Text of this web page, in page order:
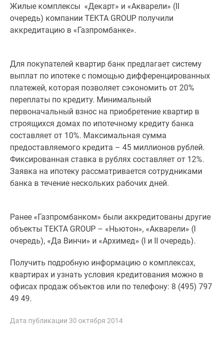
Специальные
предложения
Коммерческие
Продавцы
застройщики
новостроек
Видеообзор
новостроек
новостроек
Экология
Москвы
Студии
комнатные
комнатные
комнатные
Квартиры
карте
Жилые комплексы «Декарт» и «Акварели» (II
очередь) компании TEKTA GROUP получили
аккредитацию в «Газпромбанке».
Для покупателей квартир банк предлагает систему
выплат по ипотеке с помощью дифференцированных
платежей, которая позволяет сэкономить от 20%
переплаты по кредиту. Минимальный
первоначальный взнос на приобретение квартир в
строящихся домах по ипотечному кредиту банка
составляет от 10%. Максимальная сумма
предоставляемого кредита – 45 миллионов рублей.
Фиксированная ставка в рублях составляет от 12%.
Заявка на ипотеку рассматривается сотрудниками
банка в течение нескольких рабочих дней.
Ранее «Газпромбанком» были аккредитованы другие
объекты TEKTA GROUP – «Ньютон», «Акварели» (I
очередь), «Да Винчи» и «Архимед» (I и II очередь).
Получить подробную информацию о комплексах,
квартирах и узнать условия кредитования можно в
офисах продаж объектов или по телефону: 8 (495) 797
49 49.
Дата публикации 30 октября 2014